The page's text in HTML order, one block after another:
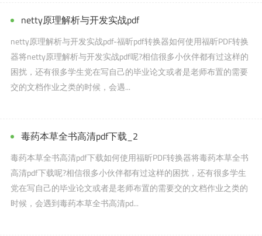
netty原理解析与开发实战pdf
netty原理解析与开发实战pdf-福昕pdf转换器如何使用福昕PDF转换
器将netty原理解析与开发实战pdf呢?相信很多小伙伴都有过这样的
困扰，还有很多学生党在写自己的毕业论文或者是老师布置的需要
交的文档作业之类的时候，会遇...
毒药本草全书高清pdf下载_2
毒药本草全书高清pdf下载如何使用福昕PDF转换器将毒药本草全书
高清pdf下载呢?相信很多小伙伴都有过这样的困扰，还有很多学生
党在写自己的毕业论文或者是老师布置的需要交的文档作业之类的
时候，会遇到毒药本草全书高清pd...